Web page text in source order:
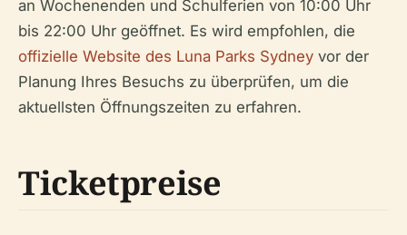
an Wochenenden und Schulferien von 10:00 Uhr
bis 22:00 Uhr geöffnet. Es wird empfohlen, die
offizielle Website des Luna Parks Sydney vor der
Planung Ihres Besuchs zu überprüfen, um die
aktuellsten Öffnungszeiten zu erfahren.
Ticketpreise